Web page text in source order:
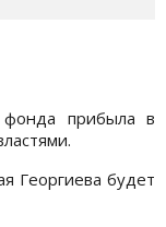
фонда прибыла в
Георгиева будет